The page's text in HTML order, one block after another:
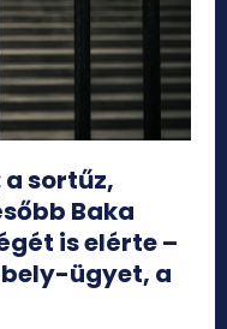
a sortűz,
Baka
is elérte –
ügyet, a